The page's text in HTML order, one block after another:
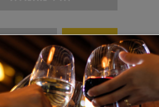
מידע נוסף אספקה
מבצעי יין:
2 ב- 130₪
ארץ יצור: ישראל